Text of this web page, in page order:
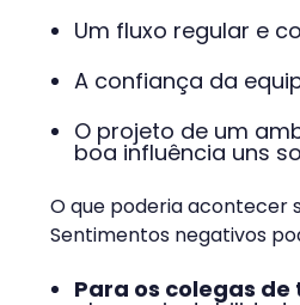
Um fluxo regular e
A confiança da
O projeto de um
boa influência uns
O que poderia acontecer
Sentimentos negativos
Para os colegas